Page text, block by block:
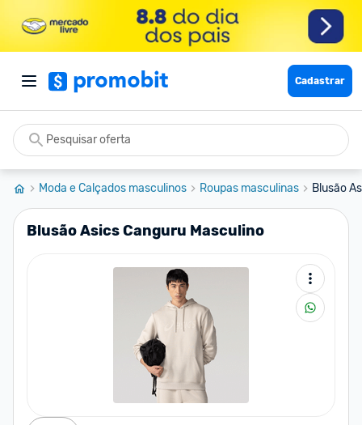
Cadastrar
Moda e Calçados masculinos Roupas masculinas Blusão
Blusão Asics Canguru Masculino